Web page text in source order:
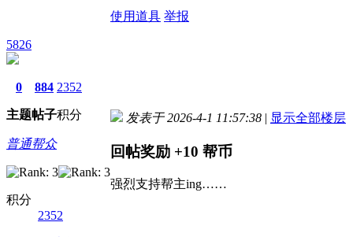
使用道具 举报
5826
0
主题
884
帖子
2352
积分
普通帮众
积分
2352
发表于 2026-4-1 11:57:38 | 显示全部楼层
回帖奖励 +10 帮币
强烈支持帮主ing……